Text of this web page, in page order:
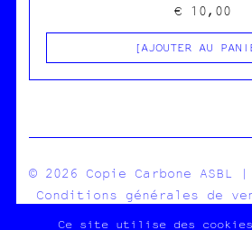
€ 10,00
AJOUTER AU
© 2026 Copie Carbone ASBL |
Conditions générales de
Ce site utilise des cookies